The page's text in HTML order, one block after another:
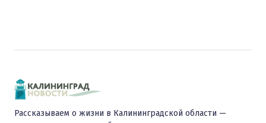
Рассказываем о жизни в Калининградской области —